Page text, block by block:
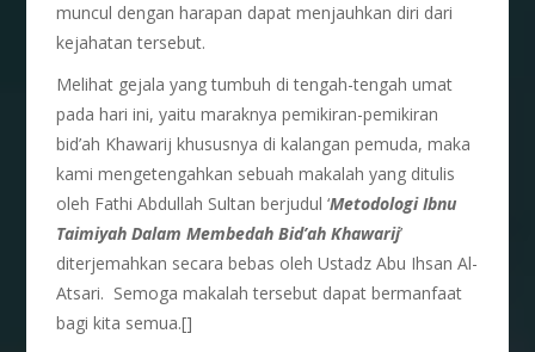
muncul dengan harapan dapat menjauhkan diri dari
kejahatan tersebut.
Melihat gejala yang tumbuh di tengah-tengah umat
pada hari ini, yaitu maraknya pemikiran-pemikiran
bid’ah Khawarij khususnya di kalangan pemuda, maka
kami mengetengahkan sebuah makalah yang ditulis
oleh Fathi Abdullah Sultan berjudul ‘Metodologi Ibnu
Taimiyah Dalam Membedah Bid’ah Khawarij’
diterjemahkan secara bebas oleh Ustadz Abu Ihsan Al-
Atsari. Semoga makalah tersebut dapat bermanfaat
bagi kita semua.[]